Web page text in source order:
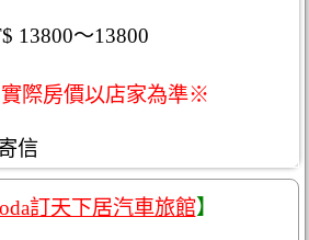
13800～13800
際房價以店家為準※
信
訂天下居汽車旅館】